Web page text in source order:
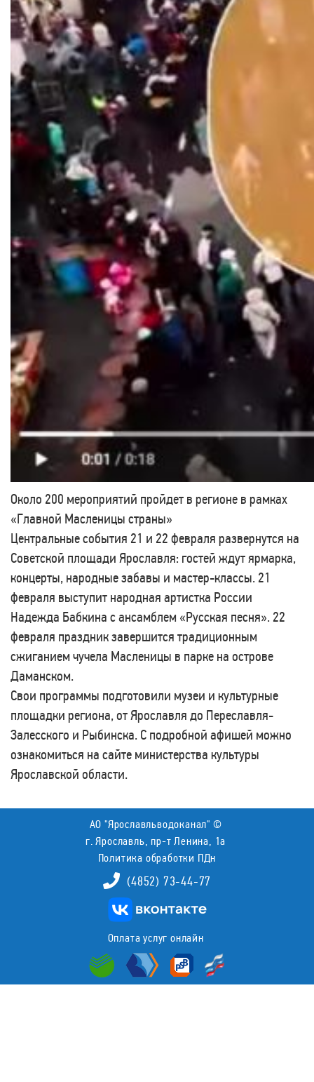
Около 200 мероприятий пройдет в регионе в рамках
«Главной Масленицы страны»
Центральные события 21 и 22 февраля развернутся на
Советской площади Ярославля: гостей ждут ярмарка,
концерты, народные забавы и мастер-классы. 21
февраля выступит народная артистка России
Надежда Бабкина с ансамблем «Русская песня». 22
февраля праздник завершится традиционным
сжиганием чучела Масленицы в парке на острове
Даманском.
Свои программы подготовили музеи и культурные
площадки региона, от Ярославля до Переславля-
Залесского и Рыбинска. С подробной афишей можно
ознакомиться на сайте министерства культуры
Ярославской области.
АО "Ярославльводоканал" ©
г. Ярославль, пр-т Ленина, 1а
Политика обработки ПДн
(4852) 73-44-77
Оплата услуг онлайн